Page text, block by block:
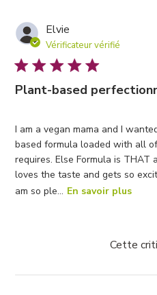
Elvie
Vérificateur vérifié
Plant-based
I am a vegan mama and I
based formula loaded with all
requires. Else Formula is THAT
loves the taste and gets so
am so ple... En savoir plus
Cette